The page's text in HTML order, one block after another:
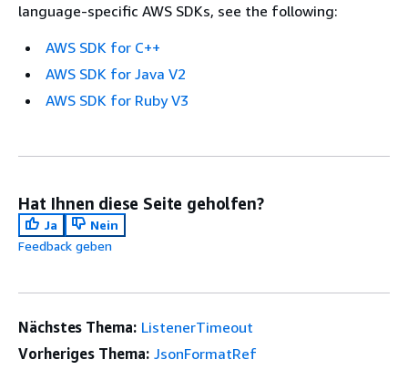
language-specific AWS SDKs, see the following:
AWS SDK for C++
AWS SDK for Java V2
AWS SDK for Ruby V3
Hat Ihnen diese Seite geholfen?
Ja
Nein
Feedback geben
Nächstes Thema: ListenerTimeout
Vorheriges Thema: JsonFormatRef